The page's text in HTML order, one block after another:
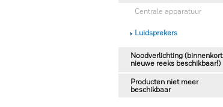
Centrale apparatuur
Luidsprekers
Noodverlichting (binnenkort
nieuwe reeks beschikbaar!)
Producten niet meer
beschikbaar